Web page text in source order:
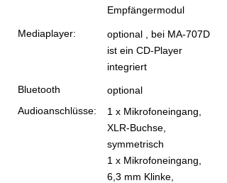
Empfängermodul
Mediaplayer:
optional , bei MA-707D
ist ein CD-Player
integriert
Bluetooth
optional
Audioanschlüsse:
1 x Mikrofoneingang,
XLR-Buchse,
symmetrisch
1 x Mikrofoneingang,
6,3 mm Klinke,